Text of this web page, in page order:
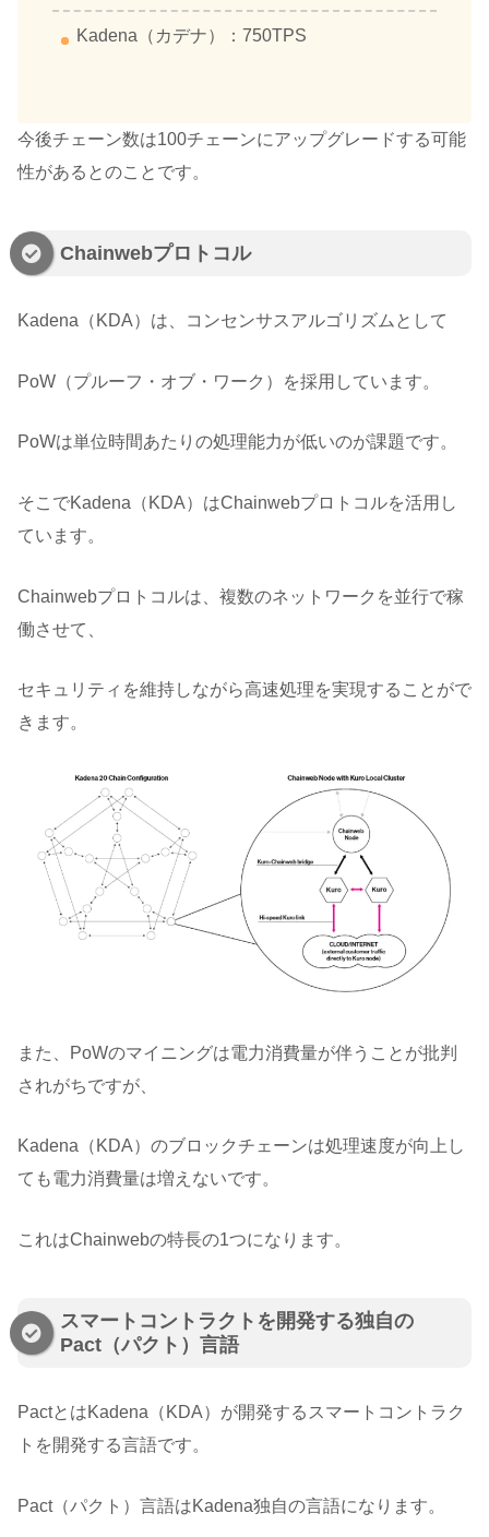
Kadena（カデナ）：750TPS
今後チェーン数は100チェーンにアップグレードする可能
性があるとのことです。
Chainwebプロトコル
Kadena（KDA）は、コンセンサスアルゴリズムとして
PoW（プルーフ・オブ・ワーク）を採用しています。
PoWは単位時間あたりの処理能力が低いのが課題です。
そこでKadena（KDA）はChainwebプロトコルを活用し
ています。
Chainwebプロトコルは、複数のネットワークを並行で稼
働させて、
セキュリティを維持しながら高速処理を実現することがで
きます。
また、PoWのマイニングは電力消費量が伴うことが批判
されがちですが、
Kadena（KDA）のブロックチェーンは処理速度が向上し
ても電力消費量は増えないです。
これはChainwebの特長の1つになります。
スマートコントラクトを開発する独自の
Pact（パクト）言語
PactとはKadena（KDA）が開発するスマートコントラク
トを開発する言語です。
Pact（パクト）言語はKadena独自の言語になります。